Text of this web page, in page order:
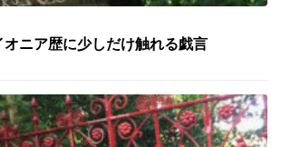
オニア歴に少しだけ触れる戯言